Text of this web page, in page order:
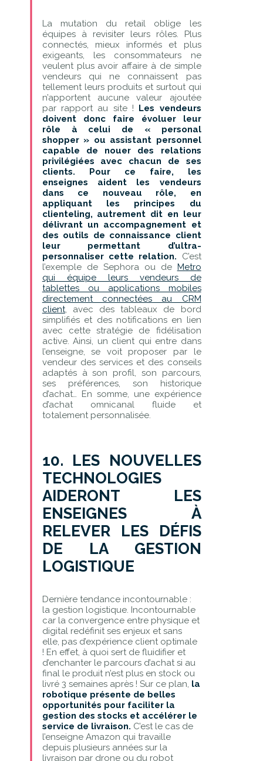
La mutation du retail oblige les
équipes à revisiter leurs rôles. Plus
connectés, mieux informés et plus
exigeants, les consommateurs ne
veulent plus avoir affaire à de simple
vendeurs qui ne connaissent pas
tellement leurs produits et surtout qui
n’apportent aucune valeur ajoutée
par rapport au site ! Les vendeurs
doivent donc faire évoluer leur
rôle à celui de « personal
shopper » ou assistant personnel
capable de nouer des relations
privilégiées avec chacun de ses
clients.
Pour ce faire, les
enseignes aident les vendeurs
dans ce nouveau rôle, en
appliquant les principes du
clienteling, autrement dit en leur
délivrant un accompagnement et
des outils de connaissance client
leur permettant d’ultra-
personnaliser cette relation. C’est
l’exemple de Sephora ou de Metro
qui équipe leurs vendeurs de
tablettes ou applications mobiles
directement connectées au CRM
client, avec des tableaux de bord
simplifiés et des notifications en lien
avec cette stratégie de fidélisation
active. Ainsi, un client qui entre dans
l’enseigne, se voit proposer par le
vendeur des services et des conseils
adaptés à son profil, son parcours,
ses préférences, son historique
d’achat… En somme, une expérience
d’achat omnicanal fluide et
totalement personnalisée.
10. LES NOUVELLES
TECHNOLOGIES
AIDERONT LES
ENSEIGNES À
RELEVER LES DÉFIS
DE LA GESTION
LOGISTIQUE
Dernière tendance incontournable :
la gestion logistique. Incontournable
car la convergence entre physique et
digital redéfinit ses enjeux et sans
elle, pas d’expérience client optimale
! En effet, à quoi sert de fluidifier et
d’enchanter le parcours d’achat si au
final le produit n’est plus en stock ou
livré 3 semaines après ! Sur ce plan, la
robotique présente de belles
opportunités pour faciliter la
gestion des stocks et accélérer le
service de livraison. C’est le cas de
l’enseigne Amazon qui travaille
depuis plusieurs années sur la
livraison par drone ou du robot